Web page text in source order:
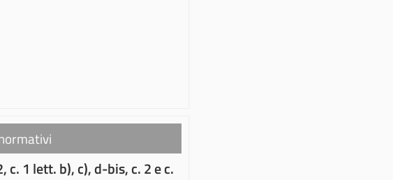
1 lett. b), c), d-bis, c. 2 e c.